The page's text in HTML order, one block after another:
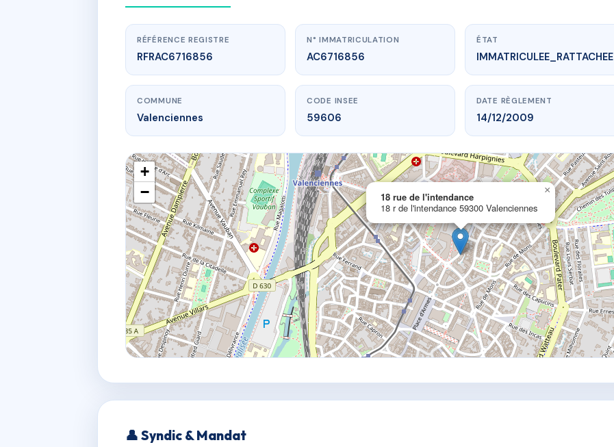
www.vme.plus/AC6716856
18 rue de l'intendance
18 r de l'intendance59300 Valenciennes
RÉFÉRENCE REGISTRE
RFRAC6716856
N° IMMATRICULATION
AC6716856
ÉTAT
IMMATRICULEE_RATTACHEE
COMMUNE
Valenciennes
CODE INSEE
59606
DATE RÈGLEMENT
14/12/2009
18 rue de l'intendance
18 r de l'intendance 59300 Valenciennes
×
+
−
👤 Syndic & Mandat